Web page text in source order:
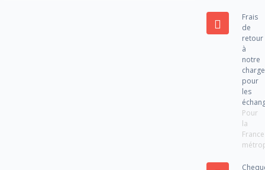
Frais
de
retour
à
notre
charge
pour
les
Pour
la
France